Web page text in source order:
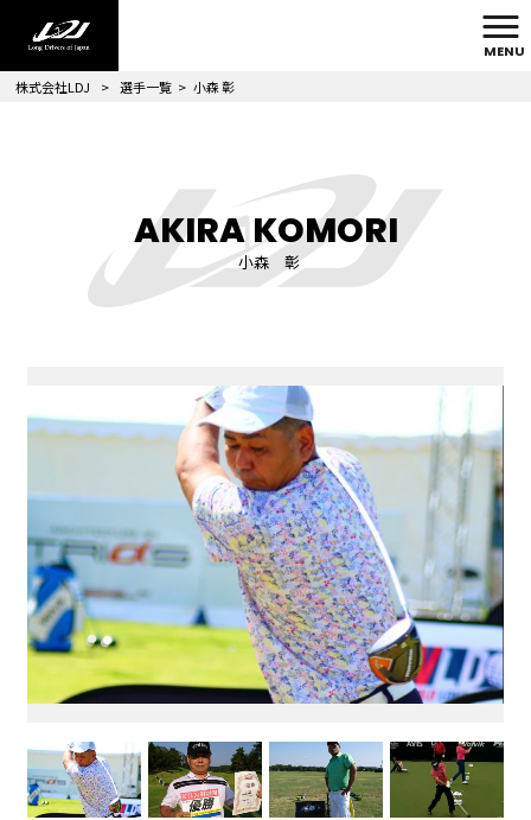
MENU
株式会社LDJ
> 選手一覧 > 小森 彰
AKIRA KOMORI
小森 彰